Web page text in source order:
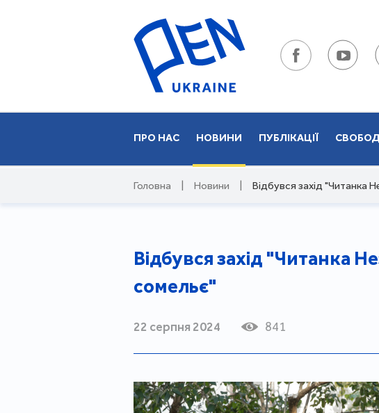
ПРО НАС НОВИНИ ПУБЛІКАЦІЇ
Головна Новини Відбувся захід "Читанка
Відбувся захід "Читанка
сомельє"
22 серпня 2024 841